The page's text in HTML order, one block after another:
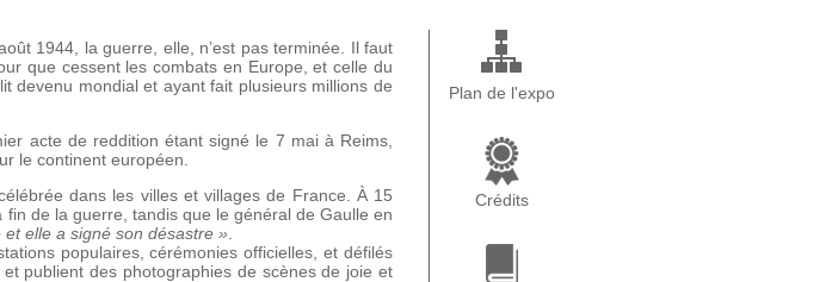
1944, la guerre, elle, n’est pas terminée. Il faut
que cessent les combats en Europe, et celle du
devenu mondial et ayant fait plusieurs millions de
acte de reddition étant signé le 7 mai à Reims,
le continent européen.
dans les villes et villages de France. À 15
de la guerre, tandis que le général de Gaulle en
et elle a signé son désastre »
populaires, cérémonies officielles, et défilés
publient des photographies de scènes de joie et
Plan de l'expo
Crédits